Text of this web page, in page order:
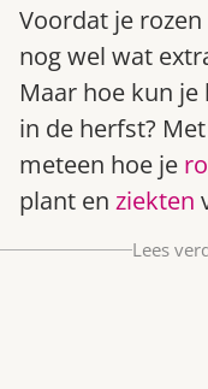
Voordat je
nog wel wat
Maar hoe kun je
in de herfst?
meteen hoe je
plant en ziekten
Lees